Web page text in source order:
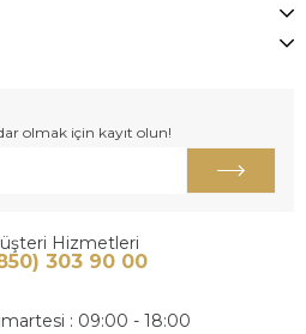
olmak için kayıt olun!
Hizmetleri
303 90 00
: 09:00 - 18:00